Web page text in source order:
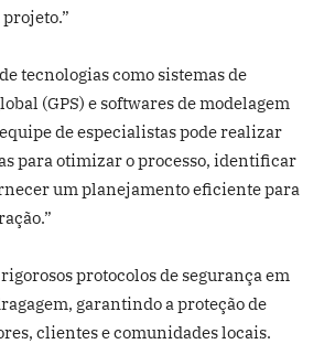
tecnologias como sistemas de
(GPS) e softwares de modelagem
de especialistas pode realizar
para otimizar o processo, identificar
um planejamento eficiente para
protocolos de segurança em
garantindo a proteção de
clientes e comunidades locais.